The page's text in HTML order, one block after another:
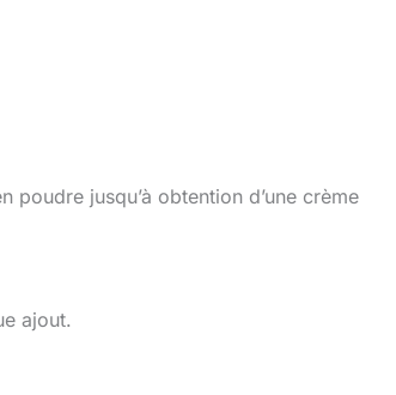
jusqu’à obtention d’une crème
ajout.